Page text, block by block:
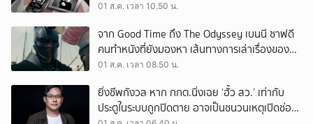
01 ส.ค. เวลา 10.50 น.
จาก Good Time ถึง The Odyssey เบนนี ซาฟดี
คนทำหนังที่ยังมองหา เส้นทางการเล่าเรื่องของตัว
เอง
01 ส.ค. เวลา 08.50 น.
ยิ่งชีพกังวล หาก กกต.นิ่งเฉย ‘ฮั้ว สว.’ เท่ากับ
ประตูในระบบถูกปิดตาย อาจเป็นชนวนเหตุเปิดช่อง